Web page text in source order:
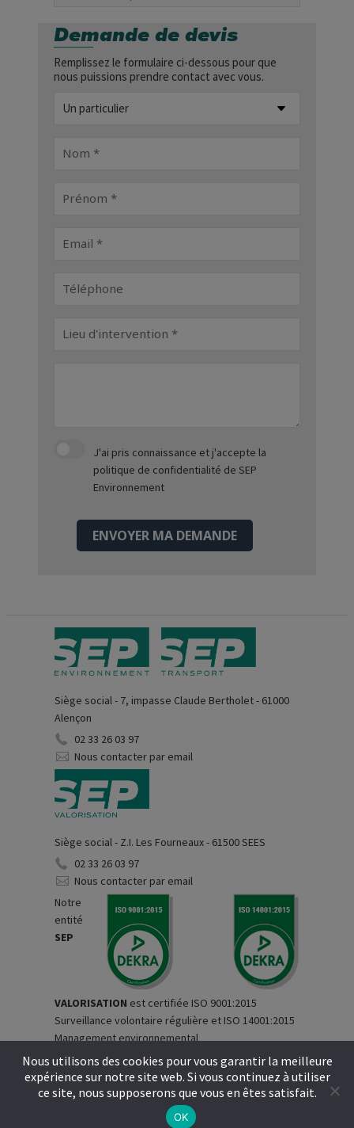
Demande de devis
Remplissez le formulaire ci-dessous pour que
nous puissions prendre contact avec vous.
J'ai pris connaissance et j'accepte la
politique de confidentialité de SEP
Environnement
ENVOYER MA DEMANDE
Siège social - 7, impasse Claude Bertholet - 61000
Alençon
02 33 26 03 97
Nous contacter par email
Siège social - Z.I. Les Fourneaux - 61500 SEES
02 33 26 03 97
Nous contacter par email
Notre
entité
SEP
VALORISATION est certifiée ISO 9001:2015
Surveillance volontaire régulière et ISO 14001:2015
Management environnemental
Copyright © S.E.P. Environnement, tous droits réservés -
Mentions légales- Politique de confidentialité-
Réalisation Infocob
Nous utilisons des cookies pour vous garantir la meilleure
expérience sur notre site web. Si vous continuez à utiliser
ce site, nous supposerons que vous en êtes satisfait.
OK